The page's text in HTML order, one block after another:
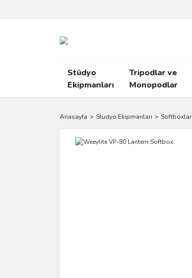
Stüdyo
Ekipmanları
Tripodlar ve
Monopodlar
Anasayfa Stüdyo Ekipmanları Softboxlar